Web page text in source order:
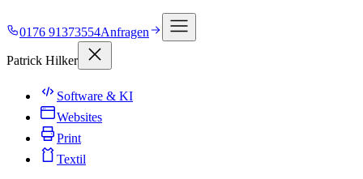
0176 91373554Anfragen
Patrick Hilker
Software & KI
Websites
Print
Textil